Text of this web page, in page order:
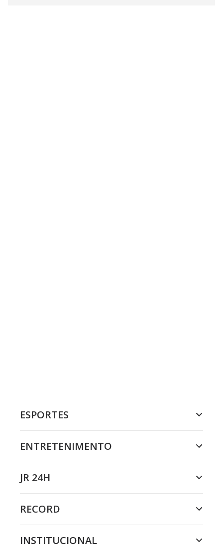
ESPORTES
ENTRETENIMENTO
JR 24H
RECORD
INSTITUCIONAL